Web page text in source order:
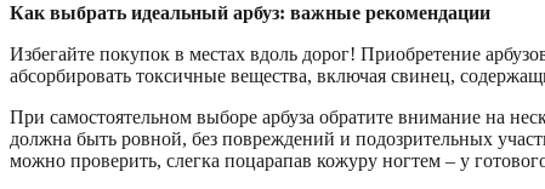
Как выбрать идеальный арбуз: важные рекомендации
Избегайте покупок в местах вдоль дорог! Приобретение
абсорбировать токсичные вещества, включая свинец,
При самостоятельном выборе арбуза обратите внимание на
должна быть ровной, без повреждений и подозрительных
можно проверить, слегка поцарапав кожуру ногтем – у